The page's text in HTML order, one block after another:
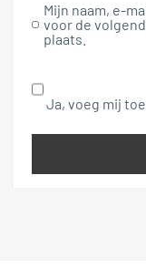
Mijn naam, e-
voor de
plaats.
Ja, voeg mij